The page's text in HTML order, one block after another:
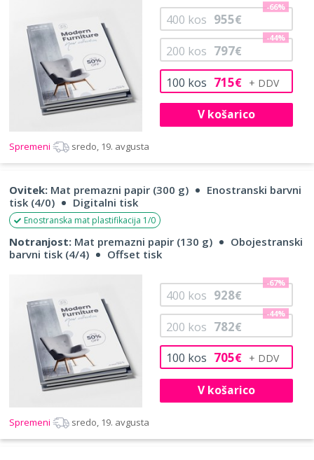
100 kos 715€
200 kos 797€
-44%
400 kos 955€
-66%
V košarico
Spremeni sredo, 19. avgusta
Ovitek: Mat premazni papir (300 g)
Enostranski barvni
tisk (4/0)
Digitalni tisk
Enostranska mat plastifikacija 1/0
Notranjost: Mat premazni papir (130 g)
Obojestranski
barvni tisk (4/4)
Offset tisk
100 kos 705€
200 kos 782€
-44%
400 kos 928€
-67%
V košarico
Spremeni sredo, 19. avgusta